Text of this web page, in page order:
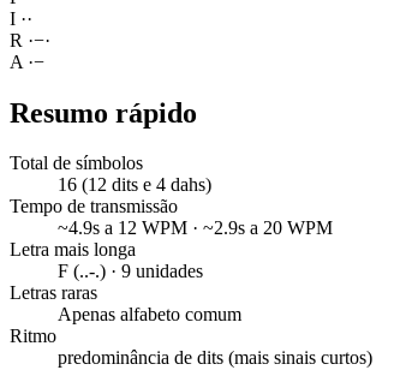
I ··
R ·−·
A ·−
Resumo rápido
Total de símbolos
16 (12 dits e 4 dahs)
Tempo de transmissão
~4.9s a 12 WPM · ~2.9s a 20 WPM
Letra mais longa
F (..-.) · 9 unidades
Letras raras
Apenas alfabeto comum
Ritmo
predominância de dits (mais sinais curtos)